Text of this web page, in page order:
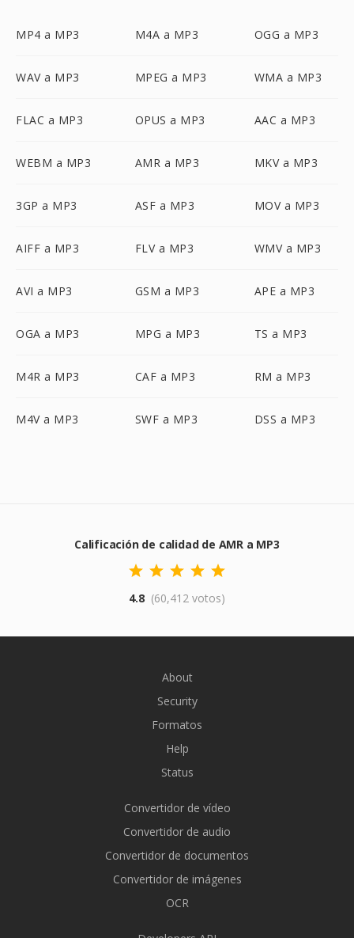
MP4 a MP3 M4A a MP3 OGG a MP3
WAV a MP3 MPEG a MP3 WMA a MP3
FLAC a MP3 OPUS a MP3 AAC a MP3
WEBM a MP3 AMR a MP3 MKV a MP3
3GP a MP3 ASF a MP3 MOV a MP3
AIFF a MP3 FLV a MP3 WMV a MP3
AVI a MP3 GSM a MP3 APE a MP3
OGA a MP3 MPG a MP3 TS a MP3
M4R a MP3 CAF a MP3 RM a MP3
M4V a MP3 SWF a MP3 DSS a MP3
Calificación de calidad de AMR a MP3
4.8 (60,412 votos)
About
Security
Formatos
Help
Status
Convertidor de vídeo
Convertidor de audio
Convertidor de documentos
Convertidor de imágenes
OCR